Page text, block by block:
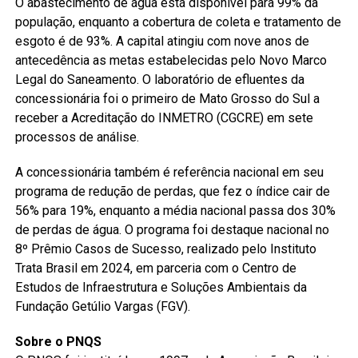
O abastecimento de água está disponível para 99% da
população, enquanto a cobertura de coleta e tratamento de
esgoto é de 93%. A capital atingiu com nove anos de
antecedência as metas estabelecidas pelo Novo Marco
Legal do Saneamento. O laboratório de efluentes da
concessionária foi o primeiro de Mato Grosso do Sul a
receber a Acreditação do INMETRO (CGCRE) em sete
processos de análise.
A concessionária também é referência nacional em seu
programa de redução de perdas, que fez o índice cair de
56% para 19%, enquanto a média nacional passa dos 30%
de perdas de água. O programa foi destaque nacional no
8º Prêmio Casos de Sucesso, realizado pelo Instituto
Trata Brasil em 2024, em parceria com o Centro de
Estudos de Infraestrutura e Soluções Ambientais da
Fundação Getúlio Vargas (FGV).
Sobre o PNQS